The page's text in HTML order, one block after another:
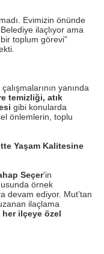
Evimizin önünde
ilaçlıyor ama
toplum görevi”
yanında
temizliği, atık
gibi konularda
önlemlerin, toplu
Yaşam Kalitesine
Seçer’in
örnek
devam ediyor. Mut’tan
ilaçlama
her ilçeye özel